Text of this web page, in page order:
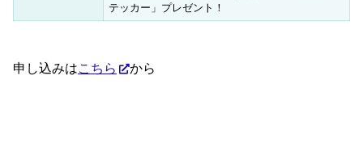
テッカー」プレゼント！
申し込みはこちら から